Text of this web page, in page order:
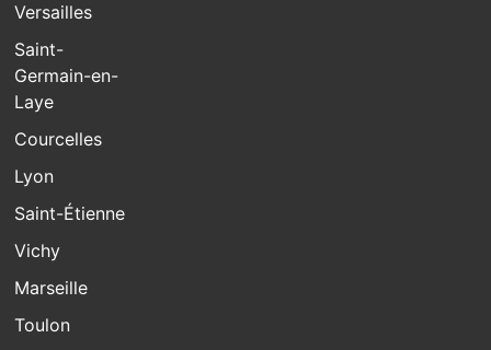
Versailles
Saint-
Germain-en-
Laye
Courcelles
Lyon
Saint-Étienne
Vichy
Marseille
Toulon